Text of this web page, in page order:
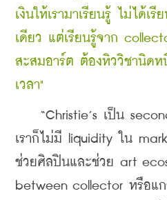
เงินให้เรามาเรียนรู้ ไม่ได้เ
เดียว แต่เรียนรู้จาก
สะสมอาร์ต ต้องหิววิชานิดห
เวลา"
“Christie’s เป็น
เราก็ไม่มี liquidity ใน
ช่วยศิลปินและช่วย art
between collector หรือแก